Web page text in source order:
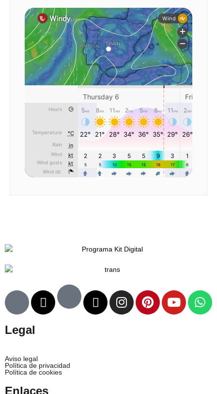
Legal
Aviso legal
Política de privacidad
Política de cookies
Enlaces